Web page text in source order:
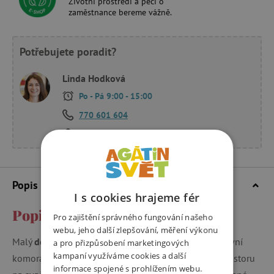
zaměstnance bereme vážně.
Potřebujete poradit?
Linda Hodková
Po - Pá 9:00 - 15:00
770 601 604
Popis a parametry
Popis a parametry
Malýdětský batůžek pro děti od 2 let.Prostorná hlavní
komora s další přední kapsou na zip má dostatek prostoru
I s cookies hrajeme fér
Pro zajištění správného fungování našeho
webu, jeho další zlepšování, měření výkonu
a pro přizpůsobení marketingových
kampaní využíváme cookies a další
informace spojené s prohlížením webu.